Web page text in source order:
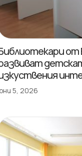
от
5, 2026